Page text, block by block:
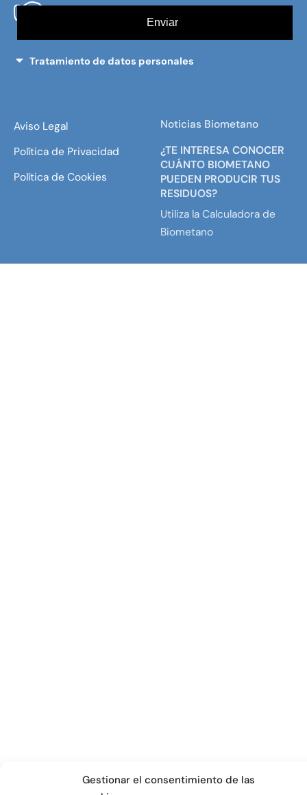
Gestionar el consentimiento de las
Tratamiento de datos personales
Aviso Legal
Política de Privacidad
Política de Cookies
Noticias Biometano
¿TE INTERESA CONOCER
CUÁNTO BIOMETANO
PUEDEN PRODUCIR TUS
RESIDUOS?
Utiliza la Calculadora de
Biometano